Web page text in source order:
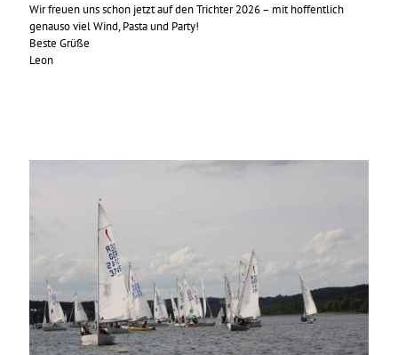
Wir freuen uns schon jetzt auf den Trichter 2026 – mit hoffentlich
genauso viel Wind, Pasta und Party!
Beste Grüße
Leon